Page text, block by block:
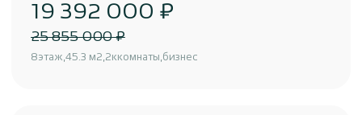
19 392 000 ₽
25 855 000 ₽
8этаж 45.3 м2 2ккомнаты бизнес